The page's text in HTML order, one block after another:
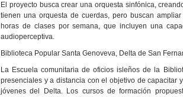
El proyecto busca crear una orquesta sinfónica,
tienen una orquesta de cuerdas, pero buscan
horas de clases por semana, que incluyen una
audioperceptiva.
Biblioteca Popular Santa Genoveva, Delta de San
La Escuela comunitaria de oficios isleños de la
presenciales y a distancia con el objetivo de capacitar
jóvenes del Delta. Los cursos de formación